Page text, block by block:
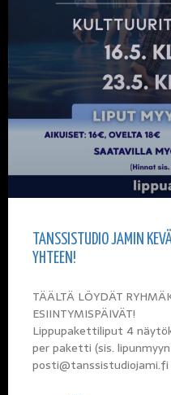
TANSSISTUDIO JAMIN
YHTEEN!
TÄÄLTÄ LÖYDÄT
ESIINTYMISPÄIVÄT!
Lippupakettiliput 4
per paketti (sis.
posti@tanssistudiojami.fi